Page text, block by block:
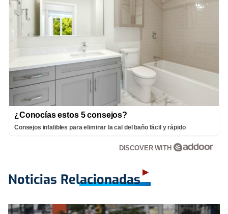
¿Conocías estos 5 consejos?
Consejos infalibles para eliminar la cal del baño fácil y rápido
DISCOVER WITH
Noticias Relacionadas